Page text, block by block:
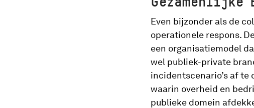
Even bijzonder als de
operationele respons.
een organisatiemodel
wel publiek-private
incidentscenario’s af te
waarin overheid en
publieke domein